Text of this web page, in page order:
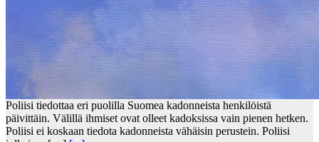
Poliisi tiedottaa eri puolilla Suomea kadonneista henkilöistä
päivittäin. Välillä ihmiset ovat olleet kadoksissa vain pienen hetken.
Poliisi ei koskaan tiedota kadonneista vähäisin perustein. Poliisi